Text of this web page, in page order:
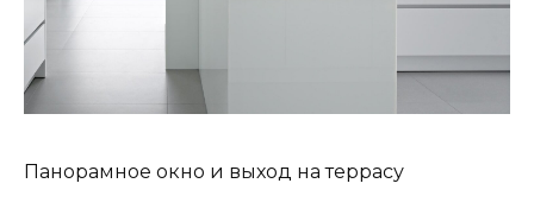
Панорамное окно и выход на террасу